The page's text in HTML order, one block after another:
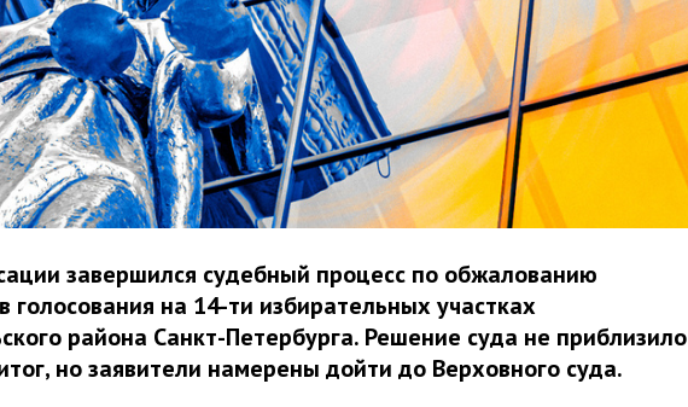
завершился судебный процесс по обжалованию
голосования на 14-ти избирательных участках
района Санкт-Петербурга. Решение суда не приблизило
но заявители намерены дойти до Верховного суда.